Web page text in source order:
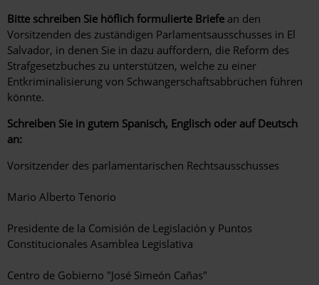
Bitte schreiben Sie höflich formulierte Briefe an den
Vorsitzenden des zuständigen Parlamentsausschusses in El
Salvador, in denen Sie in dazu auffordern, die Reform des
Strafgesetzbuches zu unterstützen, welche zu einer
Entkriminalisierung von Schwangerschaftsabbrüchen führen
könnte.
Schreiben Sie in gutem Spanisch, Englisch oder auf Deutsch
an:
Vorsitzender des parlamentarischen Rechtsausschusses
Mario Alberto Tenorio
Presidente de la Comisión de Legislación y Puntos
Constitucionales Asamblea Legislativa
Centro de Gobierno "José Simeón Cañas"